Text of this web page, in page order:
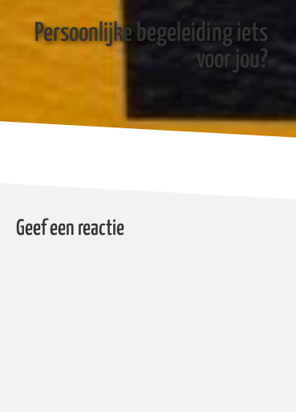
Persoonlijke begeleiding iets
voor jou?
Geef een reactie